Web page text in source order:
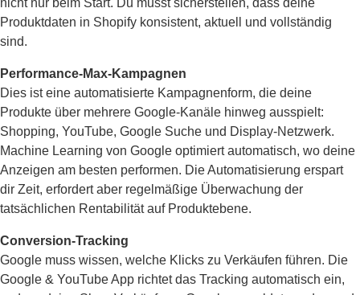
Produktdaten in Shopify konsistent, aktuell und vollständig
sind.
Performance-Max-Kampagnen
Dies ist eine automatisierte Kampagnenform, die deine
Produkte über mehrere Google-Kanäle hinweg ausspielt:
Shopping, YouTube, Google Suche und Display-Netzwerk.
Machine Learning von Google optimiert automatisch, wo deine
Anzeigen am besten performen. Die Automatisierung erspart
dir Zeit, erfordert aber regelmäßige Überwachung der
tatsächlichen Rentabilität auf Produktebene.
Conversion-Tracking
Google muss wissen, welche Klicks zu Verkäufen führen. Die
Google & YouTube App richtet das Tracking automatisch ein,